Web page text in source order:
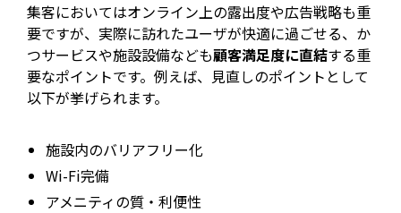
集客においてはオンライン上の露出度や広告戦略も重
要ですが、実際に訪れたユーザが快適に過ごせる、か
つサービスや施設設備なども顧客満足度に直結する重
要なポイントです。例えば、見直しのポイントとして
以下が挙げられます。
施設内のバリアフリー化
Wi-Fi完備
アメニティの質・利便性